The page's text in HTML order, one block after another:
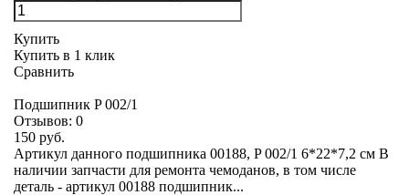
Купить
Купить в 1 клик
Сравнить
Подшипник P 002/1
Отзывов: 0
150 руб.
Артикул данного подшипника 00188, P 002/1 6*22*7,2 см В
наличии запчасти для ремонта чемоданов, в том числе
деталь - артикул 00188 подшипник...